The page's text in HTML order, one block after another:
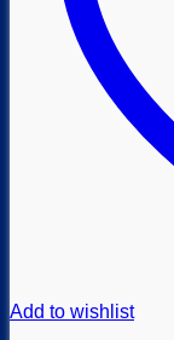
Add to wishlist